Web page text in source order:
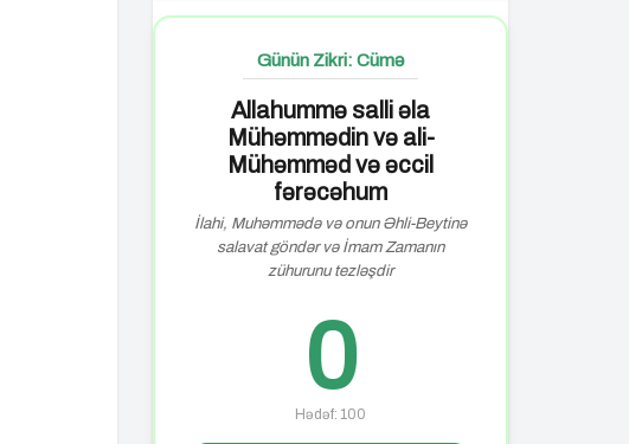
Günün Zikri: Cümə
Allahummə salli əla
Mühəmmədin və ali-
Mühəmməd və əccil
fərəcəhum
İlahi, Muhəmmədə və onun Əhli-Beytinə
salavat göndər və İmam Zamanın
zühurunu tezləşdir
0
Hədəf: 100